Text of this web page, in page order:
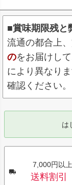
■賞味期限残と
流通の都合上
のをお届けし
により異なり
確認ください。
は
7,000円以上
送料割引